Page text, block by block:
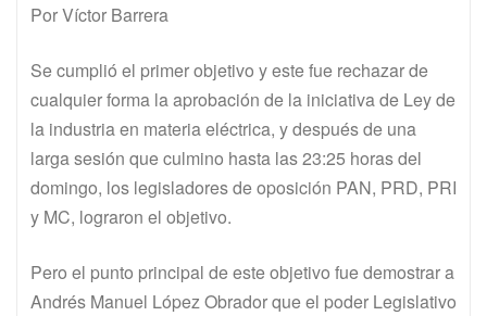
Por Víctor Barrera
Se cumplió el primer objetivo y este fue rechazar de
cualquier forma la aprobación de la iniciativa de Ley de
la industria en materia eléctrica, y después de una
larga sesión que culmino hasta las 23:25 horas del
domingo, los legisladores de oposición PAN, PRD, PRI
y MC, lograron el objetivo.
Pero el punto principal de este objetivo fue demostrar a
Andrés Manuel López Obrador que el poder Legislativo